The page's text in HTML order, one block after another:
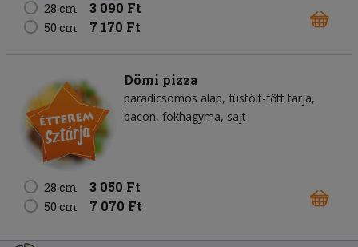
28 cm 3 090 Ft
50 cm 7 170 Ft
Dömi pizza
paradicsomos alap füstölt-főtt tarja
bacon fokhagyma sajt
28 cm 3 050 Ft
50 cm 7 070 Ft